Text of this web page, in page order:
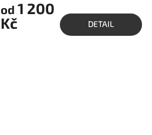
od 1 200
Kč
DETAIL